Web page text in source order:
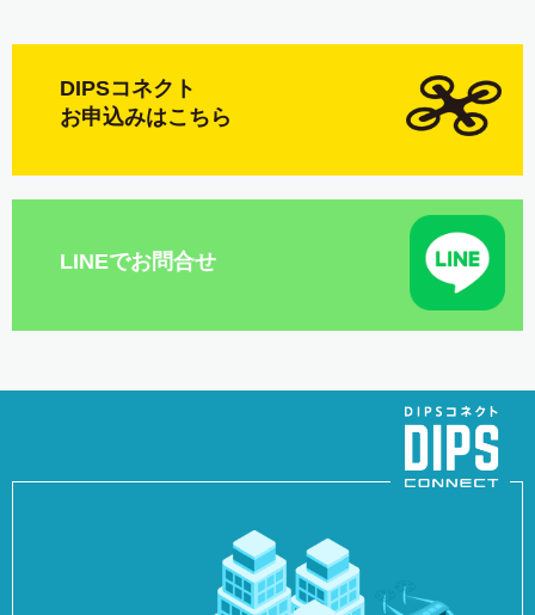
DIPSコネクト
お申込みはこちら
LINEでお問合せ